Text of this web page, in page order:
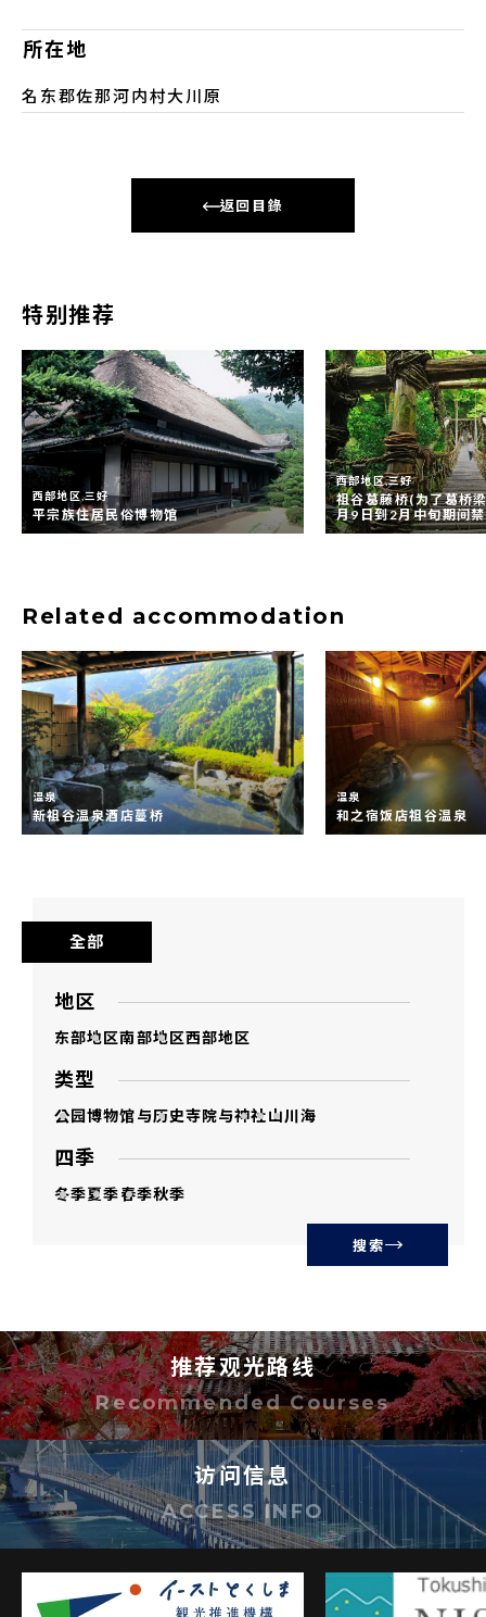
所在地
名东郡佐那河内村大川原
返回目錄
特别推荐
西部地区,三好
平宗族住居民俗博物馆
西部地区,三好
祖谷葛藤桥(为了葛桥
月9日到2月中旬期间
Related accommodation
温泉
新祖谷温泉酒店蔓桥
温泉
和之宿饭店祖谷温泉
全部
地区
东部地区南部地区西部地区
类型
公园博物馆与历史寺院与神社山川海
四季
冬季夏季春季秋季
搜索
推荐观光路线
Recommended Courses
访问信息
ACCESS INFO